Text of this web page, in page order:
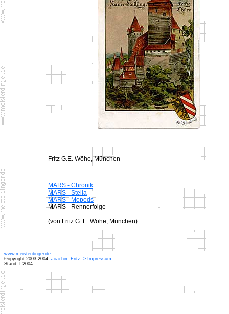
Fritz G.E. Wöhe, München
MARS - Chronik
MARS - Stella
MARS - Mopeds
MARS - Rennerfolge
(von Fritz G. E. Wöhe, München)
www.meisterdinger.de
©opyright 2003-2004: Joachim Fritz -> Impressum
Stand: I.2004